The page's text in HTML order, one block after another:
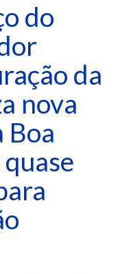
do
da
nova
Boa